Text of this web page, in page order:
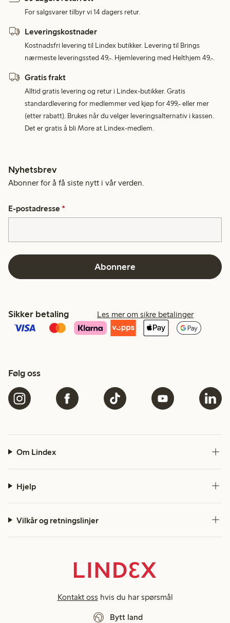
For salgsvarer tilbyr vi 14 dagers retur.
Leveringskostnader
Kostnadsfri levering til Lindex butikker. Levering til Brings
nærmeste leveringssted 49,-. Hjemlevering med Helthjem 49,-.
Gratis frakt
Alltid gratis levering og retur i Lindex-butikker. Gratis
standardlevering for medlemmer ved kjøp for 499,- eller mer
(etter rabatt). Brukes når du velger leveringsalternativ i kassen.
Det er gratis å bli More at Lindex-medlem.
Nyhetsbrev
Abonner for å få siste nytt i vår verden.
E-postadresse *
Abonnere
Sikker betaling Les mer om sikre betalinger
Følg oss
Om Lindex
Hjelp
Vilkår og retningslinjer
Kontakt oss hvis du har spørsmål
Bytt land